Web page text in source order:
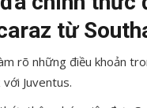
từ
rõ những điều khoản
Juventus.